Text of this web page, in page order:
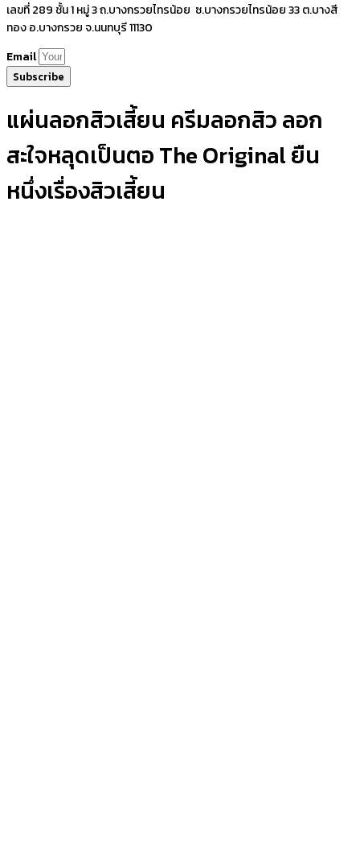
เลขที่ 289 ชั้น 1 หมู่ 3 ถ.บางกรวยไทรน้อย ซ.บางกรวยไทรน้อย 33 ต.บางสี
ทอง อ.บางกรวย จ.นนทบุรี 11130
Email
Subscribe
แผ่นลอกสิวเสี้ยน ครีมลอกสิว ลอก
สะใจหลุดเป็นตอ The Original ยืน
หนึ่งเรื่องสิวเสี้ยน